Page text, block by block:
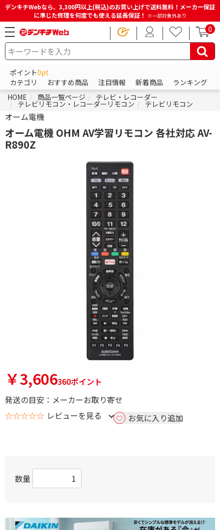
デンキチWebなら、3,300円以上(税込)のお買い上げで送料無料！メーカー保証
に準じた修理を何度でも使える延長保証！ ※一部対象外あり
0
ポイント0pt
カテゴリ
おすすめ商品 注目情報 新着商品
ランキング
HOME
商品一覧ページ テレビ・レコーダー
テレビリモコン・レコーダーリモコン テレビリモコン
オーム電機
オーム電機 OHM AV学習リモコン 各社対応 AV-
R890Z
￥3,606360ポイント
発送の目安：メーカーお取り寄せ
☆☆☆☆☆ レビューを見る お気に入り追加
数量